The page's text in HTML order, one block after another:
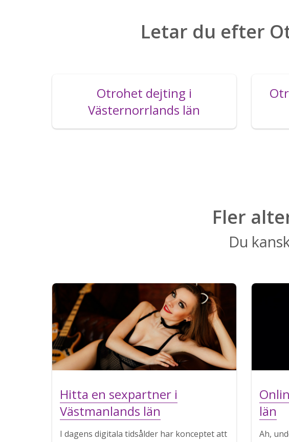
Letar du efter
Otrohet dejting i
Västernorrlands län
Fler
Du
Hitta en sexpartner i
Västmanlands län
I dagens digitala tidsålder har konceptet att
län
Ah,